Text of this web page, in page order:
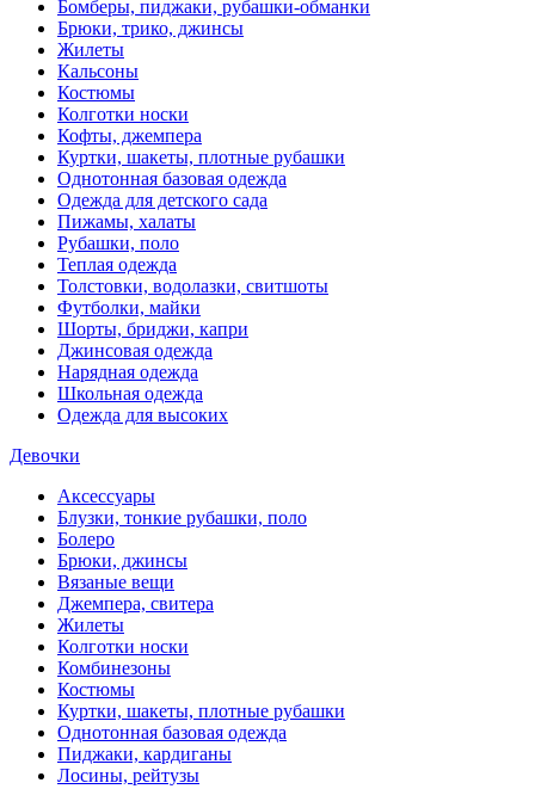
Бомберы, пиджаки, рубашки-обманки
Брюки, трико, джинсы
Жилеты
Кальсоны
Костюмы
Колготки носки
Кофты, джемпера
Куртки, шакеты, плотные рубашки
Однотонная базовая одежда
Одежда для детского сада
Пижамы, халаты
Рубашки, поло
Теплая одежда
Толстовки, водолазки, свитшоты
Футболки, майки
Шорты, бриджи, капри
Джинсовая одежда
Нарядная одежда
Школьная одежда
Одежда для высоких
Девочки
Аксессуары
Блузки, тонкие рубашки, поло
Болеро
Брюки, джинсы
Вязаные вещи
Джемпера, свитера
Жилеты
Колготки носки
Комбинезоны
Костюмы
Куртки, шакеты, плотные рубашки
Однотонная базовая одежда
Пиджаки, кардиганы
Лосины, рейтузы